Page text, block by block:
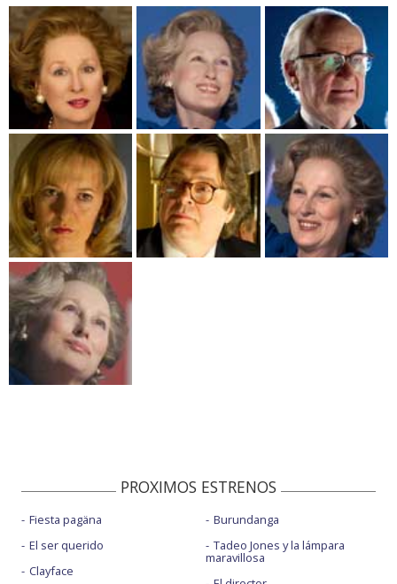
PROXIMOS ESTRENOS
Fiesta pagäna
El ser querido
Clayface
Burundanga
Tadeo Jones y la lámpara
maravillosa